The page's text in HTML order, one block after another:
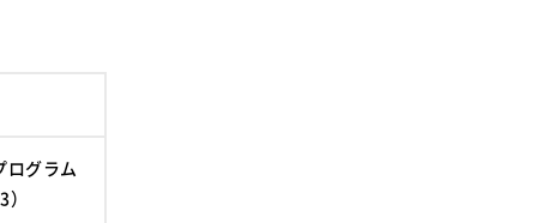
ログラム